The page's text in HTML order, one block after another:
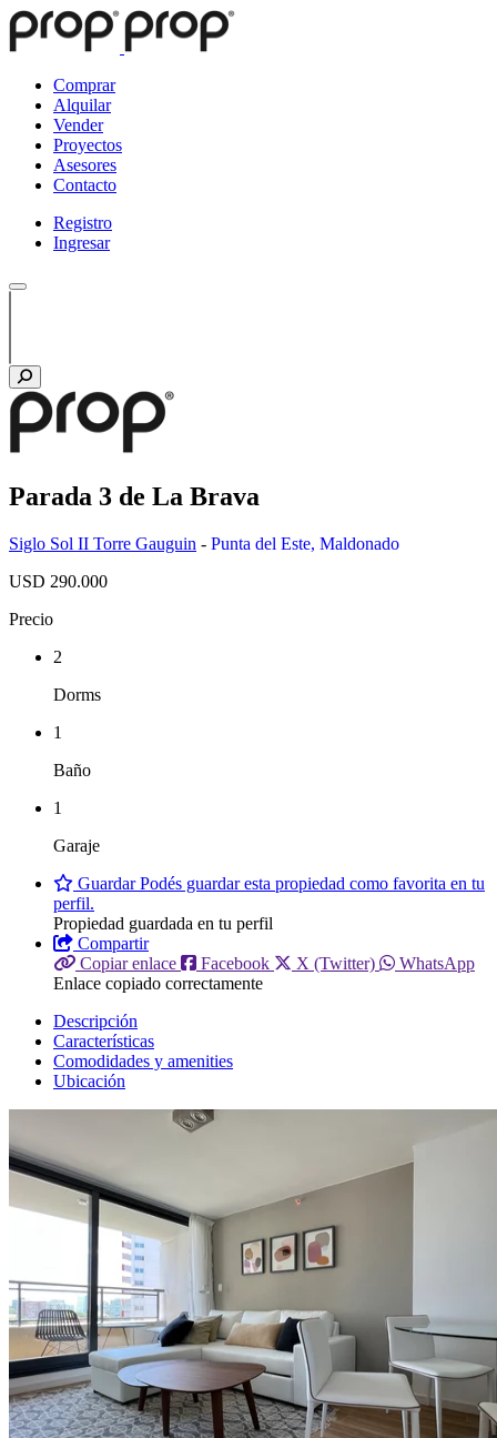
Comprar
Alquilar
Vender
Proyectos
Asesores
Contacto
Registro
Ingresar
Parada 3 de La Brava
Siglo Sol II Torre Gauguin - Punta del Este, Maldonado
USD 290.000
Precio
2
Dorms
1
Baño
1
Garaje
GuardarPodés guardar esta propiedad como favorita en tu
perfil.
Propiedad guardada en tu perfil
Compartir
Copiar enlace
Facebook X (Twitter)
WhatsApp
Enlace copiado correctamente
Descripción
Características
Comodidades y amenities
Ubicación